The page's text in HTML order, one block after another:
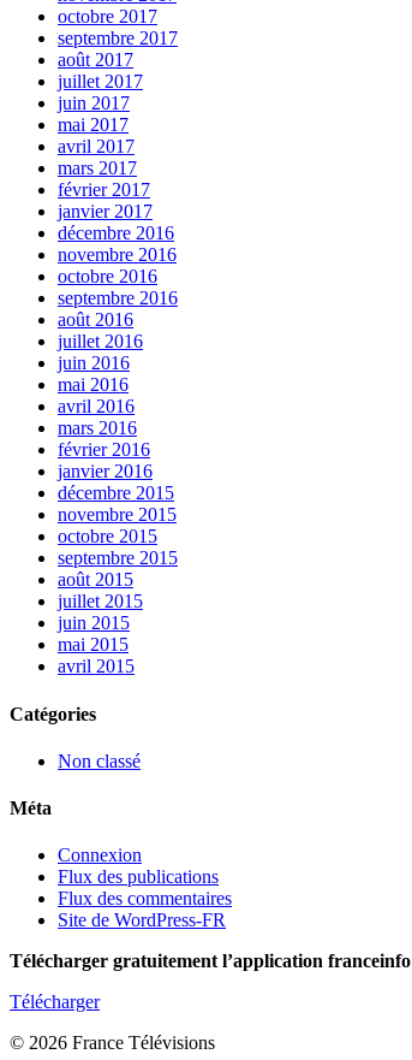
octobre 2017
septembre 2017
août 2017
juillet 2017
juin 2017
mai 2017
avril 2017
mars 2017
février 2017
janvier 2017
décembre 2016
novembre 2016
octobre 2016
septembre 2016
août 2016
juillet 2016
juin 2016
mai 2016
avril 2016
mars 2016
février 2016
janvier 2016
décembre 2015
novembre 2015
octobre 2015
septembre 2015
août 2015
juillet 2015
juin 2015
mai 2015
avril 2015
Catégories
Non classé
Méta
Connexion
Flux des publications
Flux des commentaires
Site de WordPress-FR
Télécharger gratuitement l’application franceinfo
Télécharger
© 2026 France Télévisions